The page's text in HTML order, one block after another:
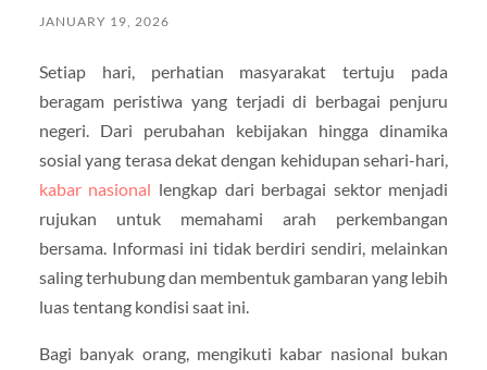
JANUARY 19, 2026
Setiap hari, perhatian masyarakat tertuju pada
beragam peristiwa yang terjadi di berbagai penjuru
negeri. Dari perubahan kebijakan hingga dinamika
sosial yang terasa dekat dengan kehidupan sehari-hari,
kabar nasional lengkap dari berbagai sektor menjadi
rujukan untuk memahami arah perkembangan
bersama. Informasi ini tidak berdiri sendiri, melainkan
saling terhubung dan membentuk gambaran yang lebih
luas tentang kondisi saat ini.
Bagi banyak orang, mengikuti kabar nasional bukan